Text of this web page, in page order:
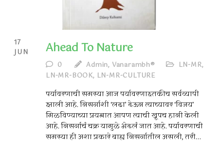
17
JUN
Ahead To Nature
0 Admin, Vanarambh® LN-MR,
LN-MR-BOOK, LN-MR-CULTURE
पर्यावरणाची समस्या आज पर्यावरणाइतकीच सर्वव्यापी
झाली आहे. निसर्गाशी ‘लढा’ देऊन त्याच्यावर ‘विजय’
मिळविण्याच्या प्रयत्नात आपण त्याची खूपच हानी केली
आहे. निसर्गाचं चक्र यामुळे भेदलं जात आहे. पर्यावरणाची
समस्या ही अशा प्रकारे बाह्य निसर्गातील असली, तरी...